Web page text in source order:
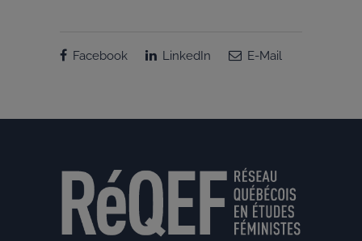
Facebook LinkedIn E-Mail